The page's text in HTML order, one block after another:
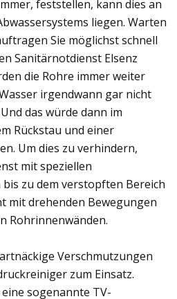
feststellen, kann dies an
liegen. Warten
Sie möglichst schnell
Sanitärnotdienst Elsenz
die Rohre immer weiter
irgendwann gar nicht
das würde dann im
Rückstau und einer
Um dies zu verhindern,
mit speziellen
zu dem verstopften Bereich
mit drehenden Bewegungen
Rohrinnenwänden.
Verschmutzungen
zum Einsatz.
sogenannte TV-